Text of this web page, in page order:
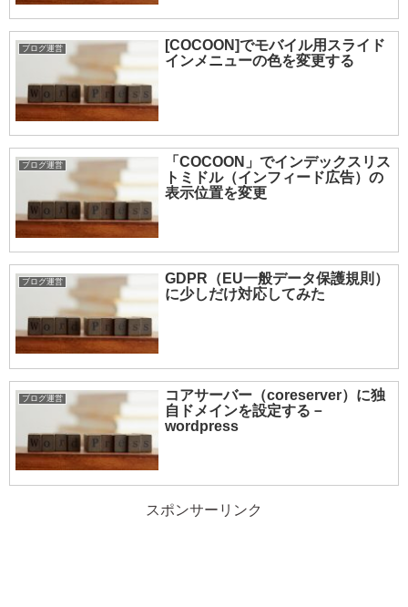
ブログ運営
[COCOON]でモバイル用スライド
インメニューの色を変更する
ブログ運営
「COCOON」でインデックスリス
トミドル（インフィード広告）の
表示位置を変更
ブログ運営
GDPR（EU一般データ保護規則）
に少しだけ対応してみた
ブログ運営
コアサーバー（coreserver）に独
自ドメインを設定する－
wordpress
スポンサーリンク